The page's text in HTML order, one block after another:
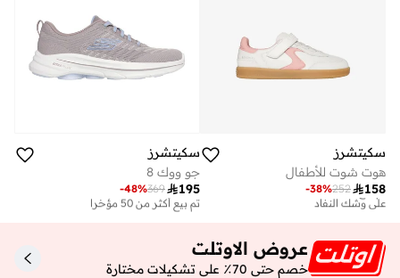
سكيتشرز
هوت شوت للأطفال
158
252
-38%
تم بيع أكثر من 30 مؤخرا
على وشك النفاد
سكيتشرز
جو ووك 8
195
369
-48%
على وشك النفاد
تم بيع أكثر من 50 مؤخرا
عروض الاوتلت
خصم حتى 70٪ على تشكيلات مختارة